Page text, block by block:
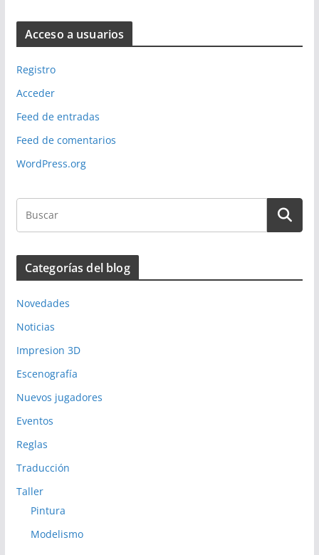
Acceso a usuarios
Registro
Acceder
Feed de entradas
Feed de comentarios
WordPress.org
Categorías del blog
Novedades
Noticias
Impresion 3D
Escenografía
Nuevos jugadores
Eventos
Reglas
Traducción
Taller
Pintura
Modelismo